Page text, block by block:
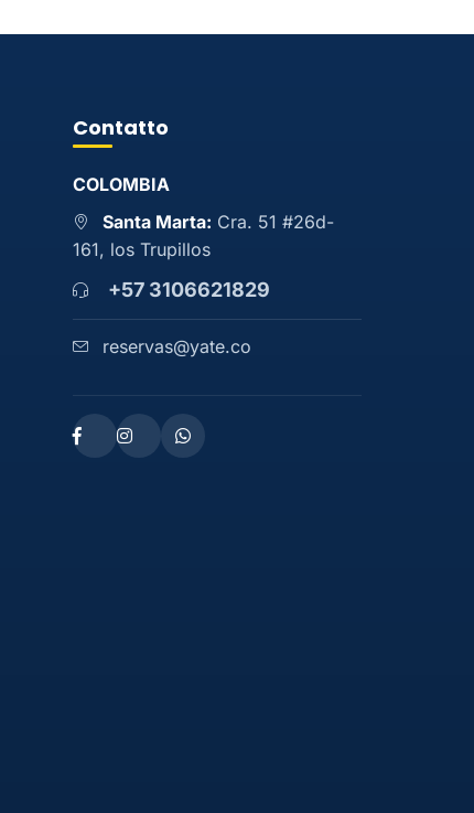
Contatto
COLOMBIA
Santa Marta: Cra. 51 #26d-
161, los Trupillos
+57 3106621829
reservas@yate.co